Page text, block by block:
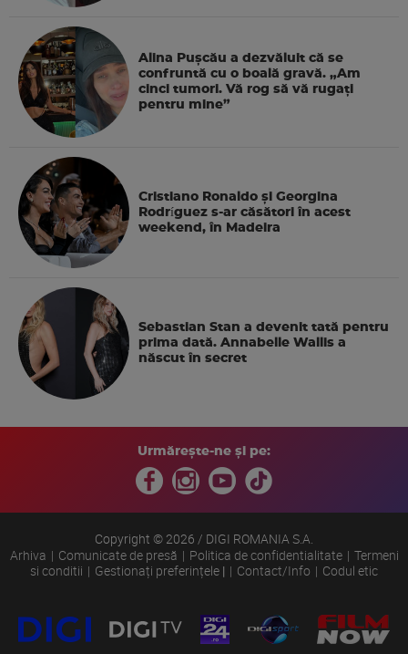
Alina Pușcău a dezvăluit că se
confruntă cu o boală gravă. „Am
cinci tumori. Vă rog să vă rugați
pentru mine”
Cristiano Ronaldo și Georgina
Rodríguez s-ar căsători în acest
weekend, în Madeira
Sebastian Stan a devenit tată pentru
prima dată. Annabelle Wallis a
născut în secret
Urmărește-ne și pe:
Copyright © 2026 / DIGI ROMANIA S.A.
Arhiva
Comunicate de presă Politica de confidentialitate
Termeni
si conditii
Gestionați preferințele | Contact/Info Codul etic